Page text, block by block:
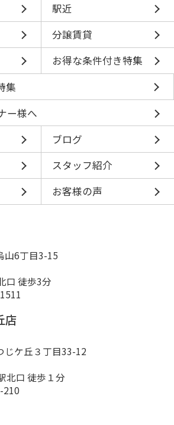
駅近
分譲賃貸
お得な条件付き特集
集
ー様へ
ブログ
スタッフ紹介
お客様の声
山6丁目3-15
口 徒歩3分
店
じケ丘３丁目33-12
北口 徒歩１分
210